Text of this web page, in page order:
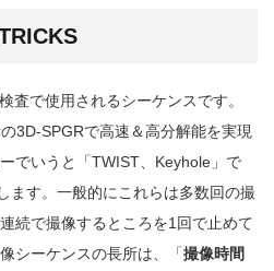
査で使用されるシーケンスです。
3D-SPGRで高速＆高分解能を実現
でいうと「TWIST、Keyhole」で
ます。一般的にこれらは多数回の撮
続で撮像するところを1回で止めて
シーケンスの長所は、「撮像時間